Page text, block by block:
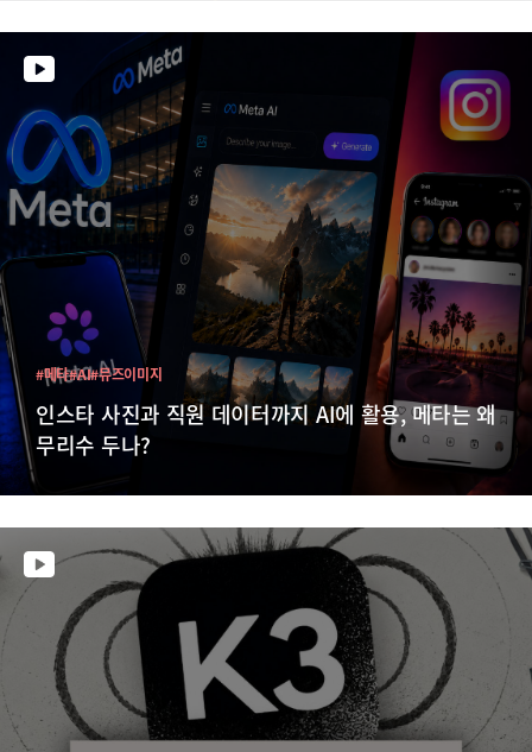
인스타 사진과 직원 데이터까지 AI에 활용, 메타는 왜
무리수 두나?
#메타#AI#뮤즈이미지